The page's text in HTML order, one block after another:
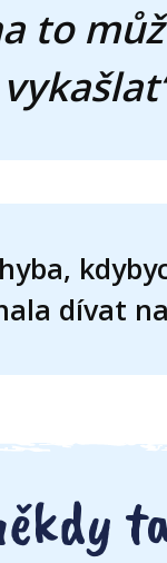
to
dívat